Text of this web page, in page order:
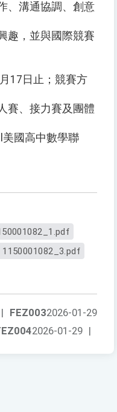
、溝通協調、創意
趣，並與國際競賽
17日止；競賽方
賽、接力賽及團體
美國高中數學聯
1150001082_3.pdf
FEZ0032026-01-29
|
2026-01-29 |